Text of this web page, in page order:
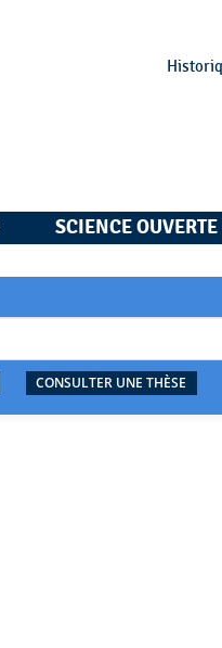
SCIENCE OUVERTE
CONSULTER UNE THÈSE